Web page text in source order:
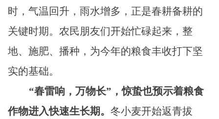
时，气温回升，雨水增多，正是春耕备耕的
关键时期。农民朋友们开始忙碌起来，整
地、施肥、播种，为今年的粮食丰收打下坚
实的基础。
“春雷响，万物长”，惊蛰也预示着粮食
作物进入快速生长期。 冬小麦开始返青拔